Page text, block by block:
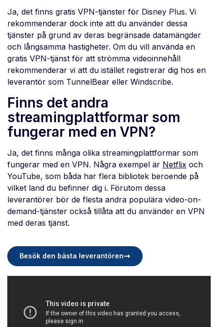
Ja, det finns gratis VPN-tjänster för Disney Plus. Vi
rekommenderar dock inte att du använder dessa
tjänster på grund av deras begränsade datamängder
och långsamma hastigheter. Om du vill använda en
gratis VPN-tjänst för att strömma videoinnehåll
rekommenderar vi att du istället registrerar dig hos en
leverantör som TunnelBear eller Windscribe.
Finns det andra
streamingplattformar som
fungerar med en VPN?
Ja, det finns många olika streamingplattformar som
fungerar med en VPN. Några exempel är Netflix och
YouTube, som båda har flera bibliotek beroende på
vilket land du befinner dig i. Förutom dessa
leverantörer bör de flesta andra populära video-on-
demand-tjänster också tillåta att du använder en VPN
med deras tjänst.
Besök den bästa leverantören